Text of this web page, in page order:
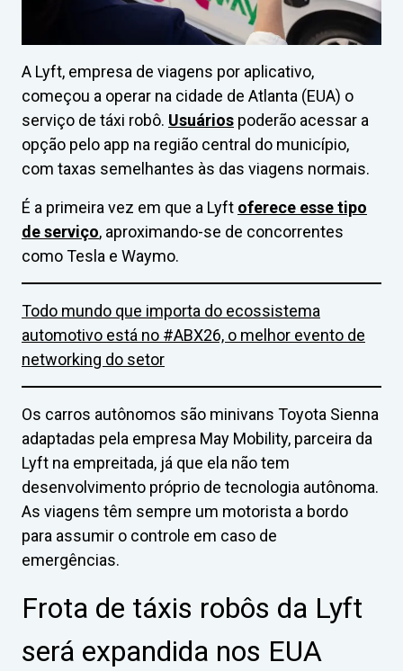
A Lyft, empresa de viagens por aplicativo,
começou a operar na cidade de Atlanta (EUA) o
serviço de táxi robô. Usuários poderão acessar a
opção pelo app na região central do município,
com taxas semelhantes às das viagens normais.
É a primeira vez em que a Lyft oferece esse tipo
de serviço, aproximando-se de concorrentes
como Tesla e Waymo.
Todo mundo que importa do ecossistema
automotivo está no #ABX26, o melhor evento de
networking do setor
Os carros autônomos são minivans Toyota Sienna
adaptadas pela empresa May Mobility, parceira da
Lyft na empreitada, já que ela não tem
desenvolvimento próprio de tecnologia autônoma.
As viagens têm sempre um motorista a bordo
para assumir o controle em caso de
emergências.
Frota de táxis robôs da Lyft
será expandida nos EUA